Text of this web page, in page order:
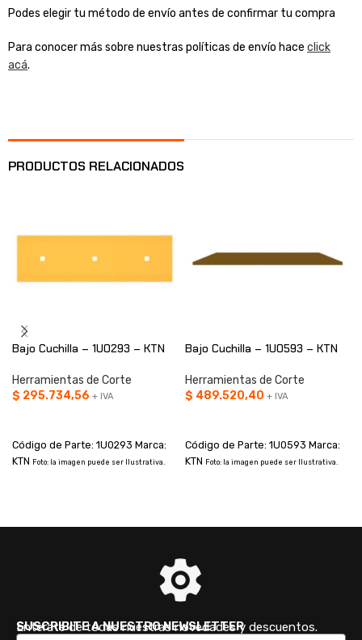
Podes elegir tu método de envío antes de confirmar tu compra
Para conocer más sobre nuestras políticas de envío hace click
acá.
PRODUCTOS RELACIONADOS
Bajo Cuchilla – 1U0293 – KTN
Herramientas de Corte
$ 295.734,56 + IVA
Código de Parte: 1U0293 Marca:
KTN Foto: la imagen puede ser Ilustrativa.
Bajo Cuchilla – 1U0593 – KTN
Herramientas de Corte
$ 489.520,40 + IVA
Código de Parte: 1U0593 Marca:
KTN Foto: la imagen puede ser Ilustrativa.
SUSCRIBITE A NUESTRO NEWSLETTER
Enterate de todas nuestras novedades y descuentos.